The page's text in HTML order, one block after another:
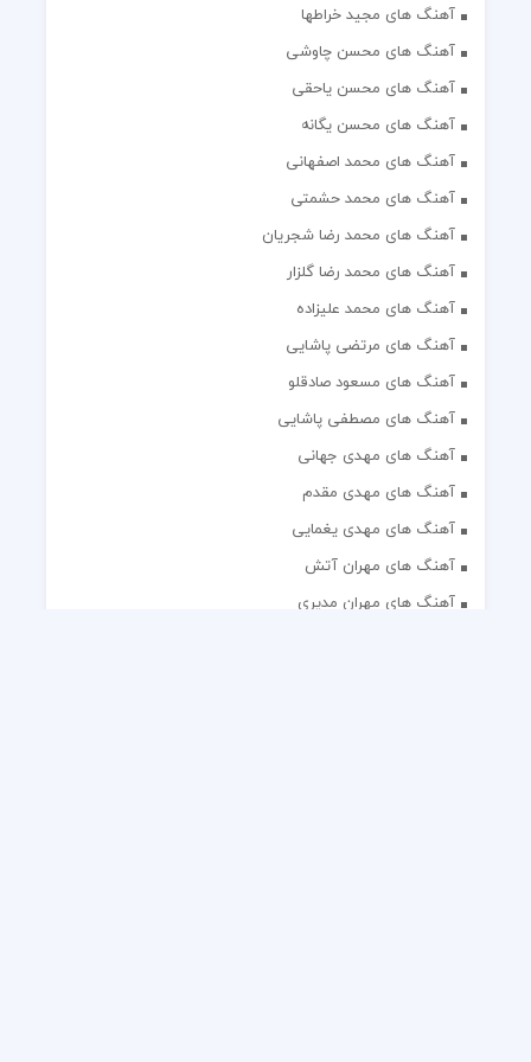
آهنگ های مجید خراطها
آهنگ های محسن چاوشی
آهنگ های محسن یاحقی
آهنگ های محسن یگانه
آهنگ های محمد اصفهانی
آهنگ های محمد حشمتی
آهنگ های محمد رضا شجریان
آهنگ های محمد رضا گلزار
آهنگ های محمد علیزاده
آهنگ های مرتضی پاشایی
آهنگ های مسعود صادقلو
آهنگ های مصطفی پاشایی
آهنگ های مهدی جهانی
آهنگ های مهدی مقدم
آهنگ های مهدی یغمایی
آهنگ های مهران آتش
آهنگ های مهران مدیری